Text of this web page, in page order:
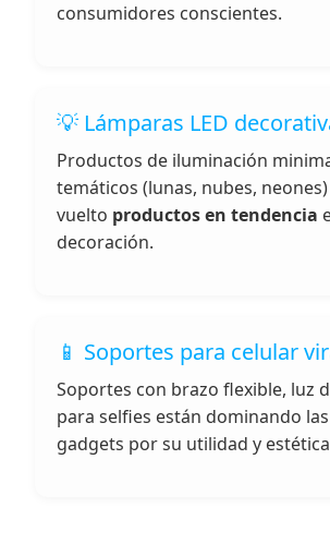
consumidores conscientes.
💡 Lámparas LED
Productos de iluminación
temáticos (lunas, nubes,
vuelto productos en tendencia
decoración.
📱 Soportes para celular
Soportes con brazo flexible, luz
para selfies están dominando
gadgets por su utilidad y